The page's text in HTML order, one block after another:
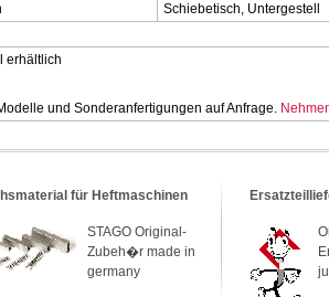
Schiebetisch, Untergestell
erhältlich
und Sonderanfertigungen auf Anfrage.
für Heftmaschinen
STAGO Original-
Zubeh�r made in
germany